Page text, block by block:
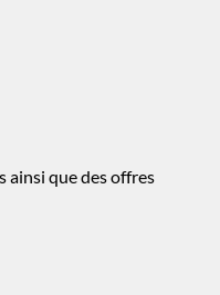
ainsi que des offres